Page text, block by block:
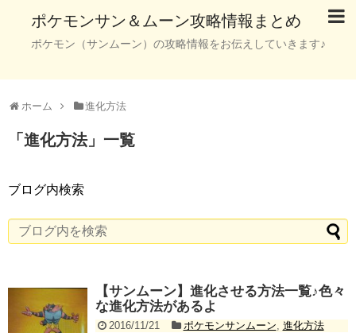
ポケモンサン＆ムーン攻略情報まとめ
ポケモン（サンムーン）の攻略情報をお伝えしていきます♪
ホーム 進化方法
「 進化方法」 一覧
ブログ内検索
【サンムーン】進化させる方法一覧♪色々
な進化方法があるよ
2016/11/21 ポケモンサンムーン, 進化方法